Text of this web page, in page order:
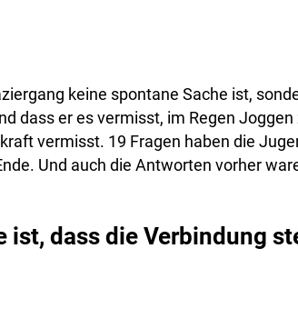
keine spontane Sache ist,
dass er es vermisst, im Regen
vermisst. 19 Fragen haben die
Und auch die Antworten vorher
ist, dass die Verbindung